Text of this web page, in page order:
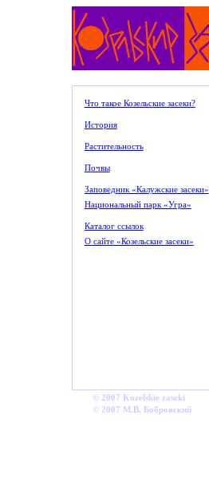
Что такое Козельские засеки?
История
Растительность
Почвы
Заповедник «Калужские засеки»
Национальный парк «Угра»
Каталог ссылок
О сайте «Козельские засеки»
© 2007 Kozelskie zaseki
© 2007 М.В. Бобровский